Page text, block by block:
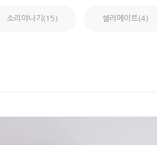
소리야나기(15) 셀러메이트(4)